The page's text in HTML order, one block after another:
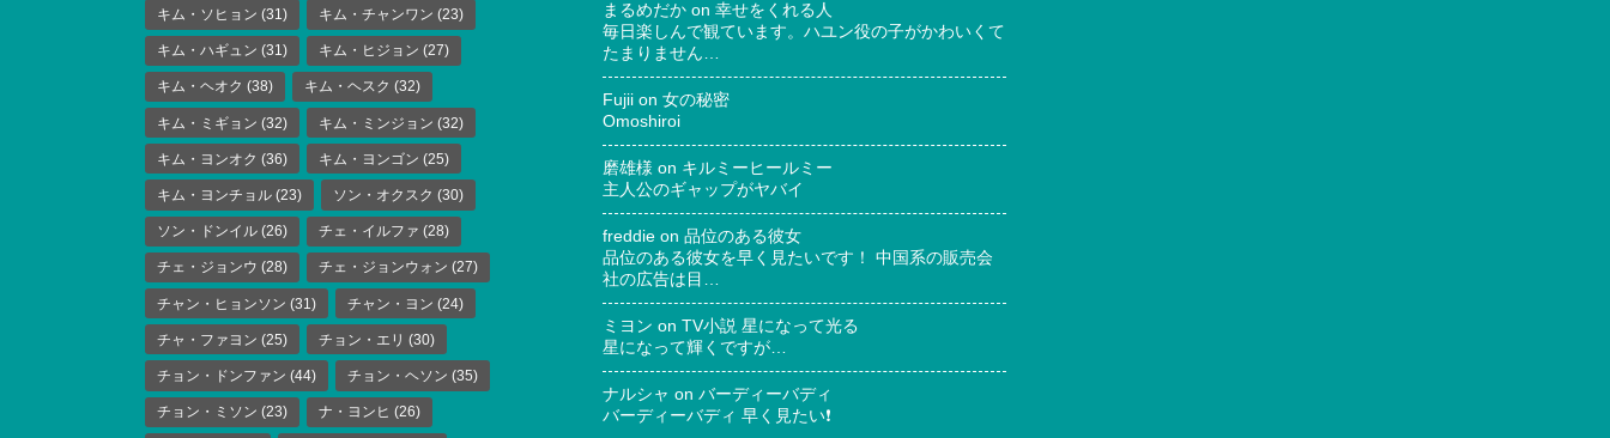
キム・ソヒョン (31) キム・チャンワン (23)
キム・ハギュン (31) キム・ヒジョン (27)
キム・ヘオク (38) キム・ヘスク (32)
キム・ミギョン (32) キム・ミンジョン (32)
キム・ヨンオク (36) キム・ヨンゴン (25)
キム・ヨンチョル (23) ソン・オクスク (30)
ソン・ドンイル (26) チェ・イルファ (28)
チェ・ジョンウ (28) チェ・ジョンウォン (27)
チャン・ヒョンソン (31) チャン・ヨン (24)
チャ・ファヨン (25) チョン・エリ (30)
チョン・ドンファン (44) チョン・ヘソン (35)
チョン・ミソン (23) ナ・ヨンヒ (26)
まるめだか on 幸せをくれる人
毎日楽しんで観ています。ハユン役の子がかわいくて
たまりません…
Fujii on 女の秘密
Omoshiroi
磨雄様 on キルミーヒールミー
主人公のギャップがヤバイ
freddie on 品位のある彼女
品位のある彼女を早く見たいです！ 中国系の販売会
社の広告は目…
ミヨン on TV小説 星になって光る
星になって輝くですが…
ナルシャ on バーディーバディ
バーディーバディ 早く見たい❗